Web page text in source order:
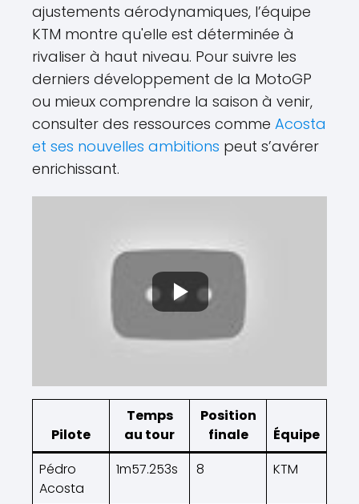
ajustements aérodynamiques, l’équipe
KTM montre qu'elle est déterminée à
rivaliser à haut niveau. Pour suivre les
derniers développement de la MotoGP
ou mieux comprendre la saison à venir,
consulter des ressources comme Acosta
et ses nouvelles ambitions peut s’avérer
enrichissant.
Pilote
Temps
au tour
Position
finale
Équipe
Pédro
Acosta
1m57.253s 8 KTM